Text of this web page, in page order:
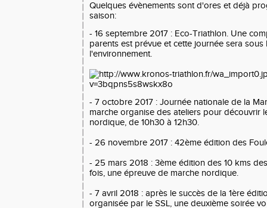
Quelques évènements sont d'ores et déjà
saison:
- 16 septembre 2017 : Eco-Triathlon. Une
parents est prévue et cette journée sera sous
l'environnement.
- 7 octobre 2017 : Journée nationale de la
marche organise des ateliers pour découvrir
nordique, de 10h30 à 12h30.
- 26 novembre 2017 : 42ème édition des
- 25 mars 2018 : 3ème édition des 10 kms
fois, une épreuve de marche nordique.
- 7 avril 2018 : après le succès de la 1ère
organisée par le SSL, une deuxième soirée